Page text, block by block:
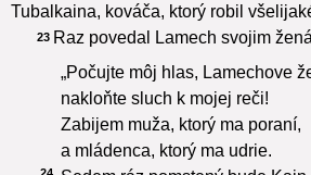
Tubalkaina, kováča, ktorý robil
23 Raz povedal Lamech svojim
„Počujte môj hlas, Lamechove
nakloňte sluch k mojej reči!
Zabijem muža, ktorý ma poraní,
a mládenca, ktorý ma udrie.